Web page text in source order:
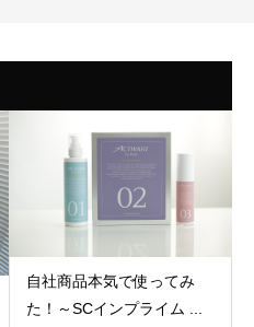
自社商品本気で使ってみ
た！～SCインプライム ...